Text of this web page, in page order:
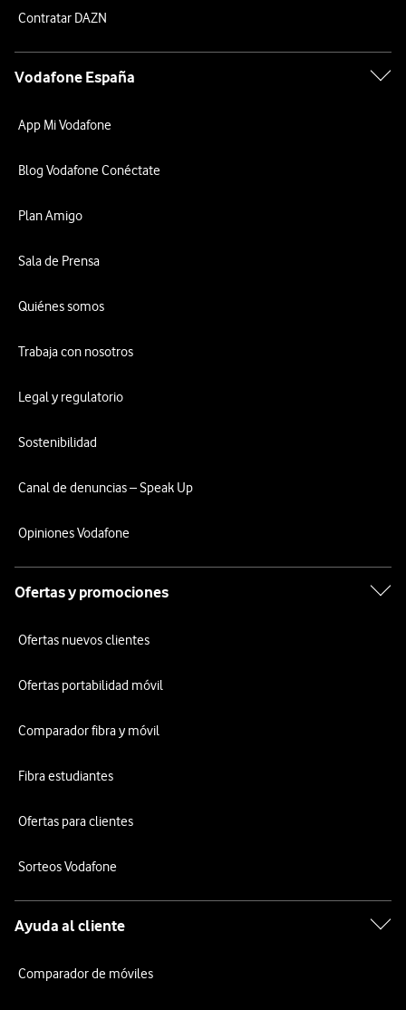
Contratar DAZN
Vodafone España
App Mi Vodafone
Blog Vodafone Conéctate
Plan Amigo
Sala de Prensa
Quiénes somos
Trabaja con nosotros
Legal y regulatorio
Sostenibilidad
Canal de denuncias – Speak Up
Opiniones Vodafone
Ofertas y promociones
Ofertas nuevos clientes
Ofertas portabilidad móvil
Comparador fibra y móvil
Fibra estudiantes
Ofertas para clientes
Sorteos Vodafone
Ayuda al cliente
Comparador de móviles